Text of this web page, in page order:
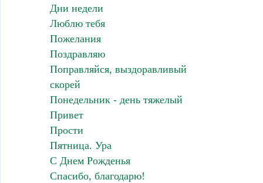
Дни недели
Люблю тебя
Пожелания
Поздравляю
Поправляйся, выздоравливый
скорей
Понедельник - день тяжелый
Привет
Прости
Пятница. Ура
С Днем Рожденья
Спасибо, благодарю!